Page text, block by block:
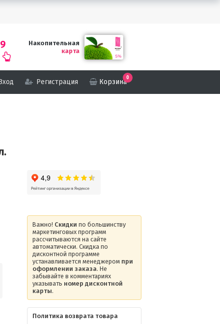
Накопительная
карта
Регистрация Корзина
0
Важно! Скидки по большинству
маркетинговых программ
рассчитываются на сайте
автоматически. Скидка по
дисконтной программе
устанавливается менеджером при
оформлении заказа. Не
забывайте в комментариях
указывать номер дисконтной
карты.
Политика возврата товара